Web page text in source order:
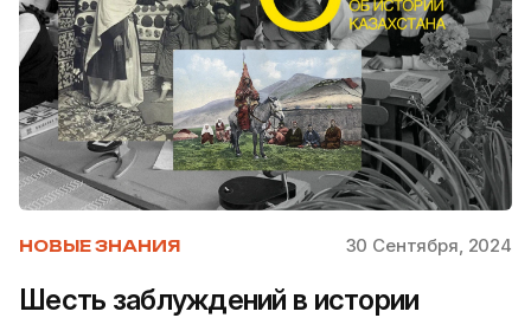
НОВЫЕ ЗНАНИЯ 30 Сентября, 2024
Шесть заблуждений в истории